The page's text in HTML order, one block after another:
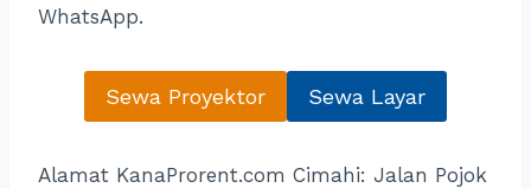
WhatsApp.
Sewa Proyektor Sewa Layar
Alamat KanaProrent.com Cimahi: Jalan Pojok